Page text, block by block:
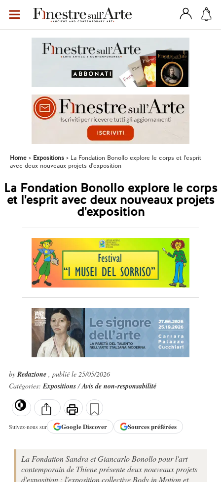
Home Expositions
La Fondation Bonollo explore le corps et l'esprit
avec deux nouveaux projets d'exposition
La Fondation Bonollo explore le corps
et l'esprit avec deux nouveaux projets
d'exposition
byRedazione , publié le 25/05/2026
Catégories:Expositions/Avis de non-responsabilité
Suivez-nous sur GoogleDiscover Sources préférées
La Fondation Sandra et Giancarlo Bonollo pour l'art
contemporain de Thiene présente deux nouveaux projets
d'exposition : l'exposition collective Body in Motion et